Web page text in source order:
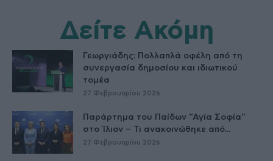
Δείτε Ακόμη
Γεωργιάδης: Πολλαπλά οφέλη από τη
συνεργασία δημοσίου και ιδιωτικού
τομέα
27 Φεβρουαρίου 2026
Παράρτημα του Παίδων “Αγία Σοφία”
στο Ίλιον – Τι ανακοινώθηκε από...
27 Φεβρουαρίου 2026